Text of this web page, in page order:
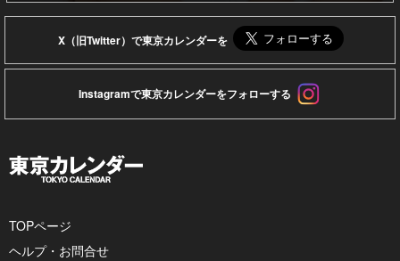
X（旧Twitter）で東京カレンダーを
Instagramで東京カレンダーをフォローする
TOPページ
ヘルプ・お問合せ